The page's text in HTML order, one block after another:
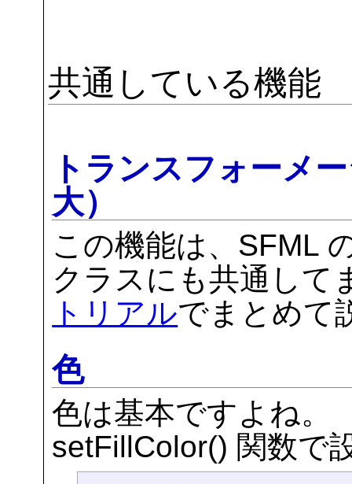
共通している機能
トランスフォーメ
大）
この機能は、SFML
クラスにも共通して
トリアルでまとめて
色
色は基本ですよね。
setFillColor() 関数で